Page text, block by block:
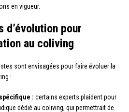
en vigueur.
d’évolution pour
au coliving
sont envisagées pour faire évoluer la
:
: certains experts plaident pour
dédié au coliving, qui permettrait de